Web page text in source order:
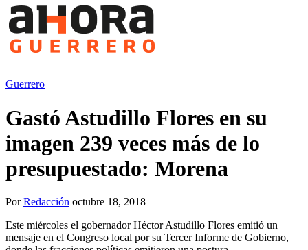
Guerrero
Gastó Astudillo Flores en su
imagen 239 veces más de lo
presupuestado: Morena
PorRedacción octubre 18, 2018
Este miércoles el gobernador Héctor Astudillo Flores emitió un
mensaje en el Congreso local por su Tercer Informe de Gobierno,